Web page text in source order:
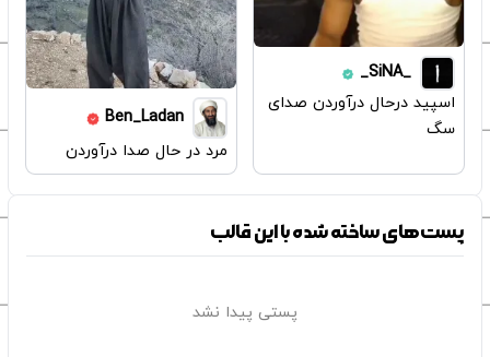
_SiNA_
اسپید درحال درآوردن صدای
سگ
Ben_Ladan
مرد در حال صدا درآوردن
پست‌های ساخته شده با این قالب
پستی پیدا نشد